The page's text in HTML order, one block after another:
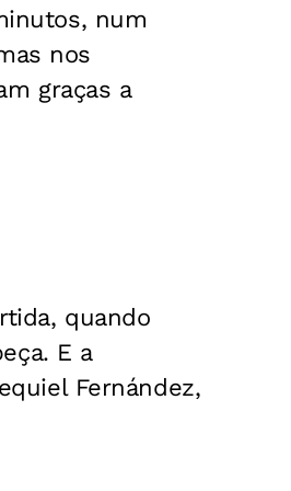
num
nos
graças a
quando
E a
Fernández,